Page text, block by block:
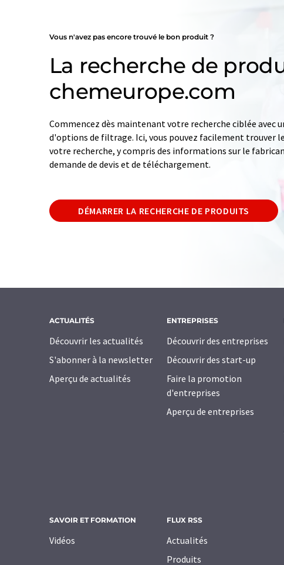
Vous n'avez pas encore trouvé le bon produit ?
La recherche de
chemeurope.com
Commencez dès maintenant votre recherche ciblée avec
d'options de filtrage. Ici, vous pouvez facilement trouver
votre recherche, y compris des informations sur le
demande de devis et de téléchargement.
DÉMARRER LA RECHERCHE DE PRODUITS
ACTUALITÉS
Découvrir les actualités
S'abonner à la newsletter
Aperçu de actualités
ENTREPRISES
Découvrir des entreprises
Découvrir des start-up
Faire la promotion
d'entreprises
Aperçu de entreprises
SAVOIR ET FORMATION
Vidéos
FLUX RSS
Actualités
Produits